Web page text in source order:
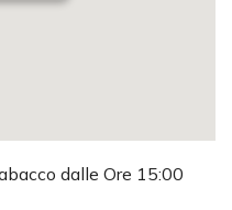
dalle Ore 15:00